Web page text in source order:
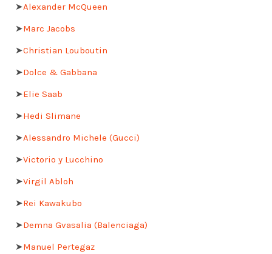
➤Alexander McQueen
➤Marc Jacobs
➤Christian Louboutin
➤Dolce & Gabbana
➤Elie Saab
➤Hedi Slimane
➤Alessandro Michele (Gucci)
➤Victorio y Lucchino
➤Virgil Abloh
➤Rei Kawakubo
➤Demna Gvasalia (Balenciaga)
➤Manuel Pertegaz